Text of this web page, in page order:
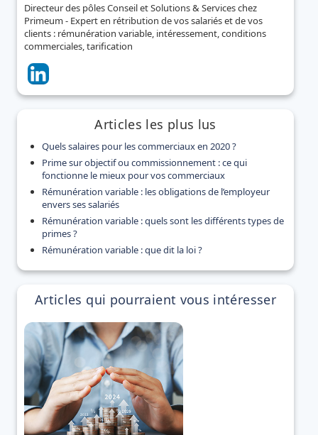
Directeur des pôles Conseil et Solutions & Services chez
Primeum - Expert en rétribution de vos salariés et de vos
clients : rémunération variable, intéressement, conditions
commerciales, tarification
Articles les plus lus
Quels salaires pour les commerciaux en 2020 ?
Prime sur objectif ou commissionnement : ce qui
fonctionne le mieux pour vos commerciaux
Rémunération variable : les obligations de l’employeur
envers ses salariés
Rémunération variable : quels sont les différents types de
primes ?
Rémunération variable : que dit la loi ?
Articles qui pourraient vous intéresser